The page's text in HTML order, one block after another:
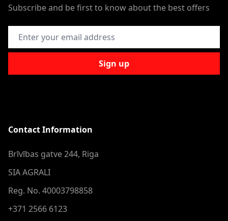
Subscribe and be first to know about the best offers
Email Address
Sign up
Contact Information
Brīvības gatve 244, Riga
SIA AGRALI
Reg. No. 40003798858
+371 2566 6123